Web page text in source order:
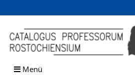
Browsen
direkt zum Inhalt
Menü